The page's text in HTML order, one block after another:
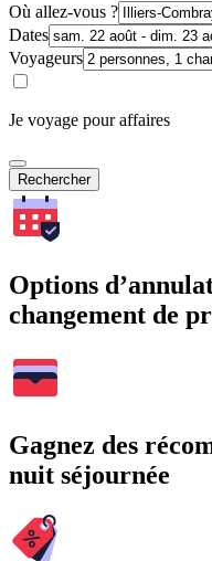
Où allez-vous ?
Dates
Voyageurs
Je voyage pour affaires
Rechercher
Options
changement de
Gagnez des
nuit séjournée